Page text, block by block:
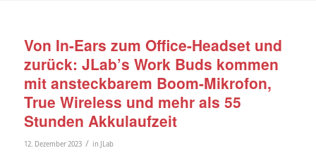
Von In-Ears zum Office-Headset und
zurück: JLab’s Work Buds kommen
mit ansteckbarem Boom-Mikrofon,
True Wireless und mehr als 55
Stunden Akkulaufzeit
12. Dezember 2023 / in JLab